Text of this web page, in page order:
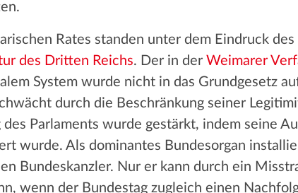
Rates standen unter dem Eindruck
des Dritten Reichs. Der in der Weimarer
System wurde nicht in das Grundgesetz
durch die Beschränkung seiner
Parlaments wurde gestärkt, indem seine
wurde. Als dominantes Bundesorgan
Bundeskanzler. Nur er kann durch ein
wenn der Bundestag zugleich einen